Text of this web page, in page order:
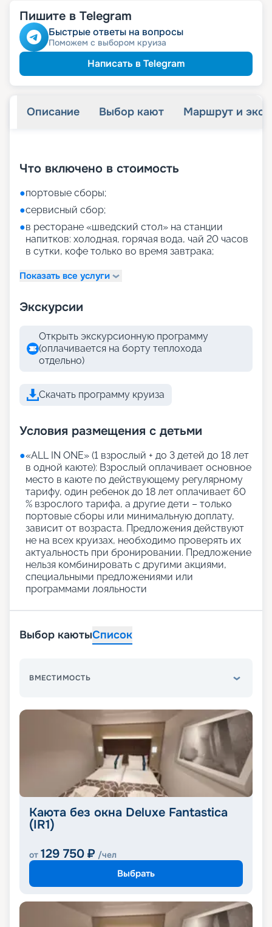
Пишите в Telegram
Быстрые ответы на вопросы
Поможем с выбором круиза
Написать в Telegram
Описание Выбор кают Маршрут и
Что включено в стоимость
●портовые сборы;
●сервисный сбор;
●в ресторане «шведский стол» на станции
напитков: холодная, горячая вода, чай 20 часов
в сутки, кофе только во время завтрака;
Показать все услуги
Экскурсии
Открыть экскурсионную программу
(оплачивается на борту теплохода
отдельно)
Скачать программу круиза
Условия размещения с детьми
●«АLL IN ONE» (1 взрослый + до 3 детей до 18 лет
в одной каюте): Взрослый оплачивает основное
место в каюте по действующему регулярному
тарифу, один ребенок до 18 лет оплачивает 60
% взрослого тарифа, а другие дети – только
портовые сборы или минимальную доплату,
зависит от возраста. Предложения действуют
не на всех круизах, необходимо проверять их
актуальность при бронировании. Предложение
нельзя комбинировать с другими акциями,
специальными предложениями или
программами лояльности
Выбор каютыСписок
ВМЕСТИМОСТЬ
Каюта без окна Deluxe Fantastica
(IR1)
от 129 750 ₽ /чел
Выбрать